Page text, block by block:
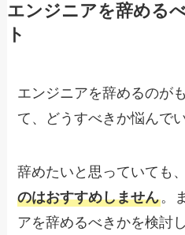
エンジニアを辞める
ト
エンジニアを辞めるのが
て、どうすべきか悩んで
辞めたいと思っていても
のはおすすめしません。
アを辞めるべきかを検討